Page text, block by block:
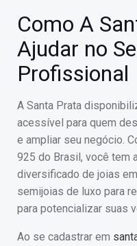
Como A
Ajudar no
Profissional
A Santa Prata
acessível para quem
e ampliar seu negócio.
925 do Brasil, você tem
diversificado de joias
semijoias de luxo para
para potencializar suas
Ao se cadastrar em